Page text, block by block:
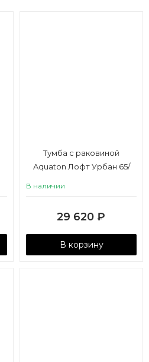
Тумба с раковиной
Aquaton Лофт Урбан 65/
В наличии
29 620 ₽
В корзину